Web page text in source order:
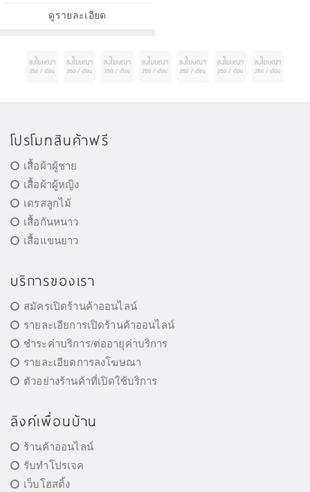
ดูรายละเอียด
โปรโมทสินค้าฟรี
เสื้อผ้าผู้ชาย
เสื้อผ้าผู้หญิง
เดรสลูกไม้
เสื้อกันหนาว
เสื้อแขนยาว
บริการของเรา
สมัครเปิดร้านค้าออนไลน์
รายละเอียการเปิดร้านค้าออนไลน์
ชำระค่าบริการ/ต่ออายุค่าบริการ
รายละเอียดการลงโฆษณา
ตัวอย่างร้านค้าที่เปิดใช้บริการ
ลิงค์เพื่อนบ้าน
ร้านค้าออนไลน์
รับทำโปรเจค
เว็บโฮสติ้ง